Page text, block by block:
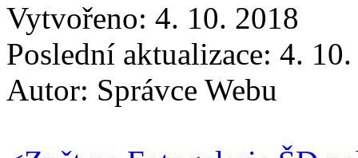
Vytvořeno: 4. 10. 2018
Poslední aktualizace: 4.
Autor: Správce Webu